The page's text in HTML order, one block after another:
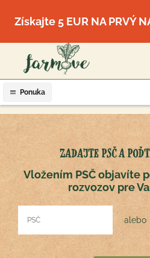
Získajte 5 EUR NA PRVÝ
Ponuka
ZADAJTE PSČ A
Vložením PSČ objavíte
rozvozov pre
alebo